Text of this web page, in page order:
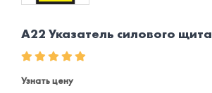
A22 Указатель силового щита
Узнать цену